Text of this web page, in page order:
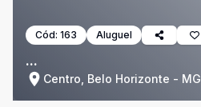
Cód: 163 Aluguel
...
Centro, Belo Horizonte - MG